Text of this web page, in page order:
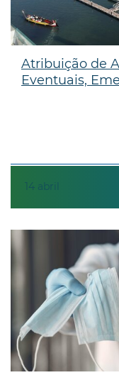
14 abril
Atribuição de
Eventuais,